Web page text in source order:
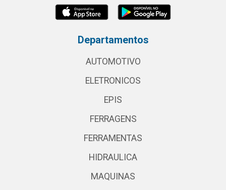
Departamentos
AUTOMOTIVO
ELETRONICOS
EPIS
FERRAGENS
FERRAMENTAS
HIDRAULICA
MAQUINAS